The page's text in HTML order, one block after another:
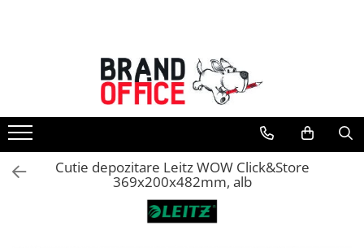
Unitate Protejata - PRODUCTIE
Hartie copiator si produse
tipografice
Produse consumabile din hartie
Detergenti si dezinfectanti
Saci menajeri (Unitate Protejata)
Cutie depozitare Leitz WOW Click&Store
369x200x482mm, alb